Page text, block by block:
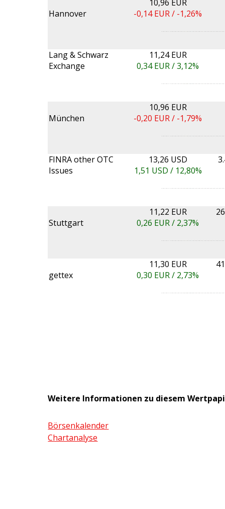
Hannover
10,96 EUR
-0,14EUR / -1,26%
Lang & Schwarz
Exchange
11,24 EUR
0,34EUR /3,12%
München
10,96 EUR
-0,20 EUR / -1,79%
FINRA other OTC
Issues
13,26 USD
1,51 USD / 12,80%
Stuttgart
11,22 EUR
0,26 EUR / 2,37%
gettex
11,30 EUR
0,30 EUR / 2,73%
Weitere Informationen zu diesem
Börsenkalender
Chartanalyse